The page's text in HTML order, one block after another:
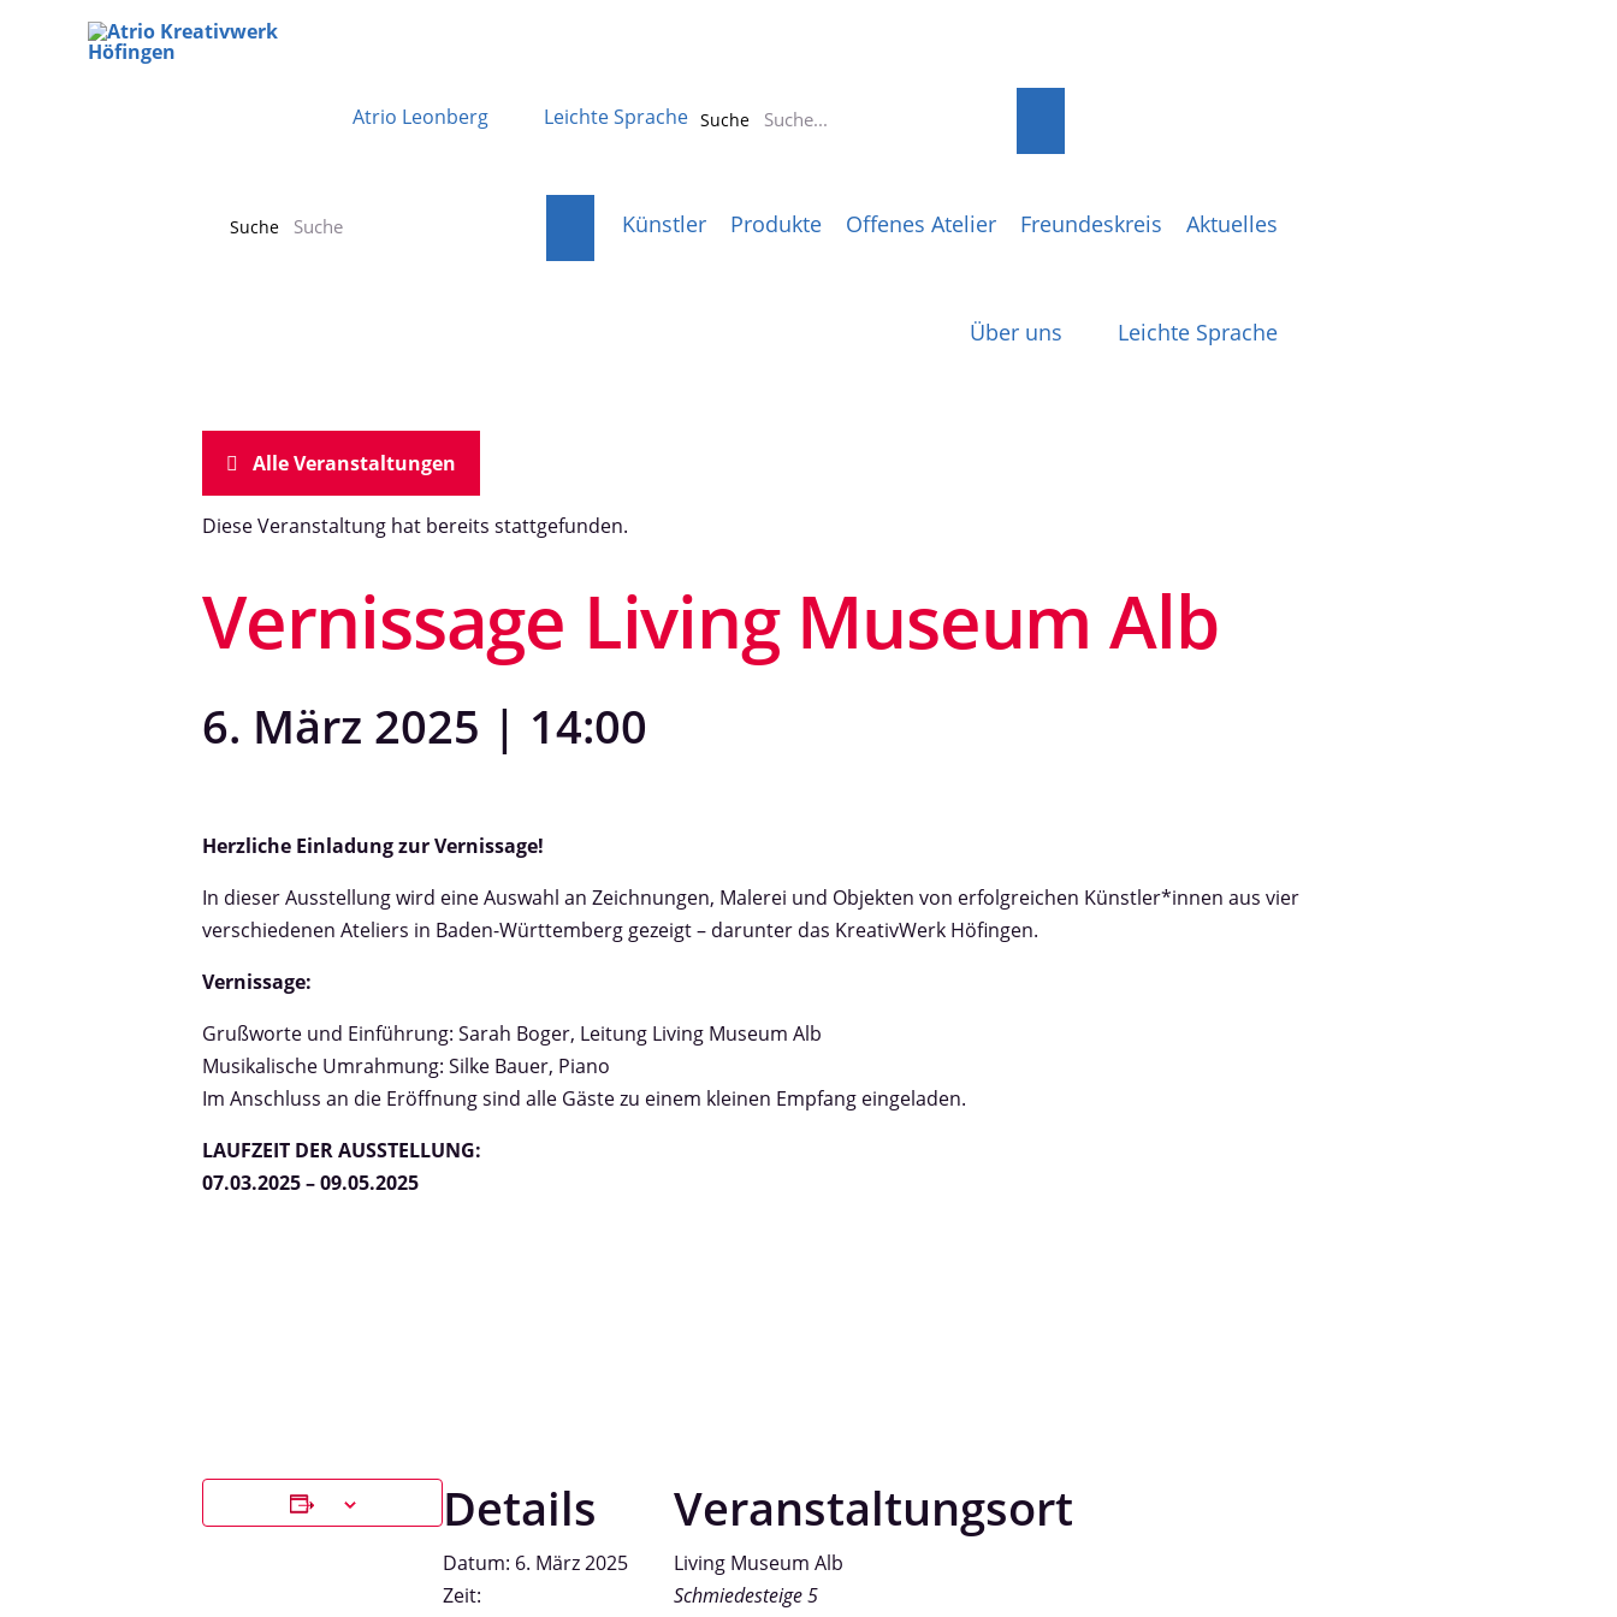
Atrio Leonberg Leichte Sprache Suche
Suche Künstler Produkte Offenes Atelier Freundeskreis Aktuelles
Über uns Leichte Sprache
Alle Veranstaltungen
Diese Veranstaltung hat bereits stattgefunden.
Vernissage Living Museum Alb
6. März 2025 | 14:00
Herzliche Einladung zur Vernissage!
In dieser Ausstellung wird eine Auswahl an Zeichnungen, Malerei und Objekten von erfolgreichen Künstler*innen aus vier
verschiedenen Ateliers in Baden-Württemberg gezeigt – darunter das KreativWerk Höfingen.
Vernissage:
Grußworte und Einführung: Sarah Boger, Leitung Living Museum Alb
Musikalische Umrahmung: Silke Bauer, Piano
Im Anschluss an die Eröffnung sind alle Gäste zu einem kleinen Empfang eingeladen.
LAUFZEIT DER AUSSTELLUNG:
07.03.2025 – 09.05.2025
Details
Datum: 6. März 2025
Zeit:
Veranstaltungsort
Living Museum Alb
Schmiedesteige 5